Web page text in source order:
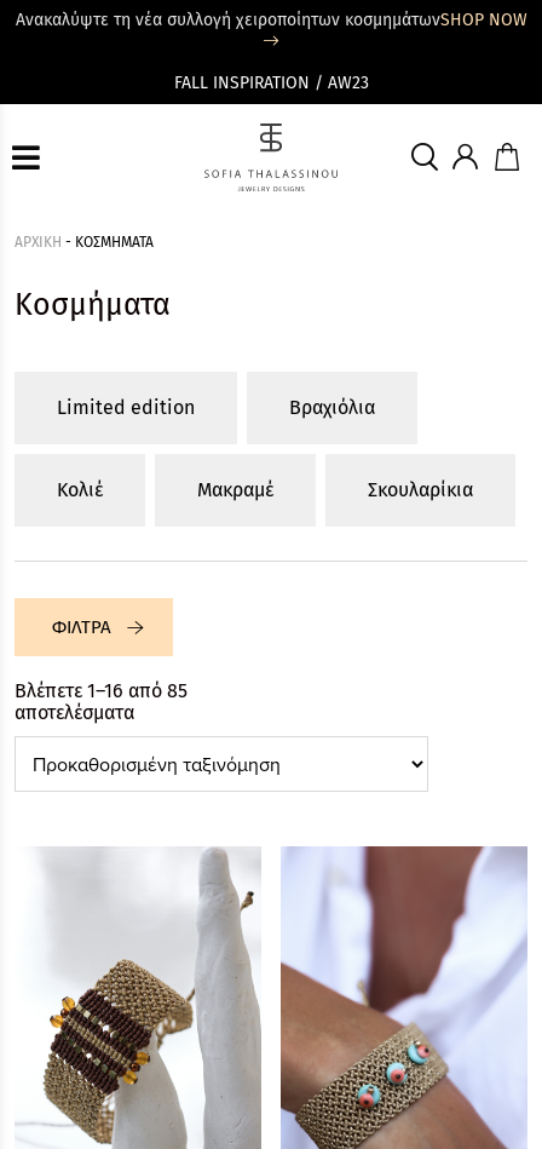
Ανακαλύψτε τη νέα συλλογή χειροποίητων κοσμημάτωνSHOP NOW
FALL INSPIRATION / AW23
ΑΡΧΙΚΗ - ΚΟΣΜΗΜΑΤΑ
Κοσμήματα
Limited edition Βραχιόλια
Κολιέ Μακραμέ Σκουλαρίκια
ΦΙΛΤΡΑ
Βλέπετε 1–16 από 85
αποτελέσματα